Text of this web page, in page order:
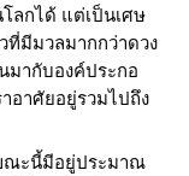
ลกได้ แต่เป็นเศษ
ที่มีมวลมากกว่าดวง
มากับองค์ประกอ
อาศัยอยู่รวมไปถึง
ณะนี้มีอยู่ประมาณ